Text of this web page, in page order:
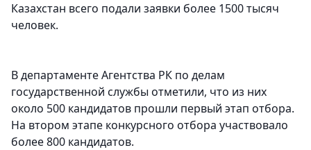
Казахстан всего подали заявки более 1500 тысяч
человек.
В департаменте Агентства РК по делам
государственной службы отметили, что из них
около 500 кандидатов прошли первый этап отбора.
На втором этапе конкурсного отбора участвовало
более 800 кандидатов.